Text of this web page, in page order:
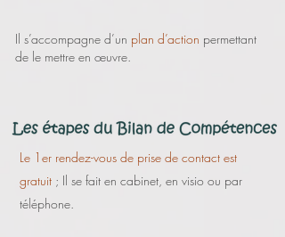
Il s’accompagne d’un plan d’action permettant
de le mettre en œuvre.
Le 1er rendez-vous de prise de contact est
gratuit ; Il se fait en cabinet, en visio ou par
téléphone.